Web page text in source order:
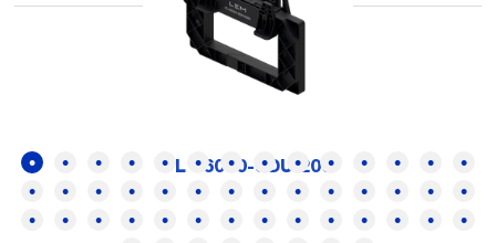
FL 16000-SDUI200